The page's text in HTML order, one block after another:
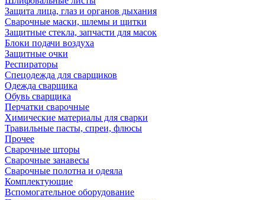
Защита лица, глаз и органов дыхания
Сварочные маски, шлемы и щитки
Защитные стекла, запчасти для масок
Блоки подачи воздуха
Защитные очки
Респираторы
Спецодежда для сварщиков
Одежда сварщика
Обувь сварщика
Перчатки сварочные
Химические материалы для сварки
Травильные пасты, спреи, флюсы
Прочее
Сварочные шторы
Сварочные занавесы
Сварочные полотна и одеяла
Комплектующие
Вспомогательное оборудование